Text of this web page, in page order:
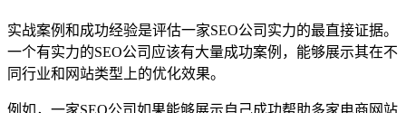
实战案例和成功经验是评估一家SEO公司实力的最直接证据。
一个有实力的SEO公司应该有大量成功案例，能够展示其在不
同行业和网站类型上的优化效果。
例如，一家SEO公司如果能够展示自己成功帮助多家电商网站